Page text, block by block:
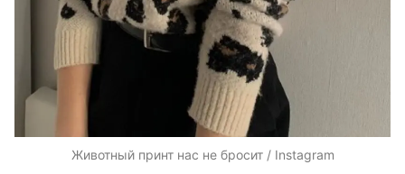
Животный принт нас не бросит / Instagram